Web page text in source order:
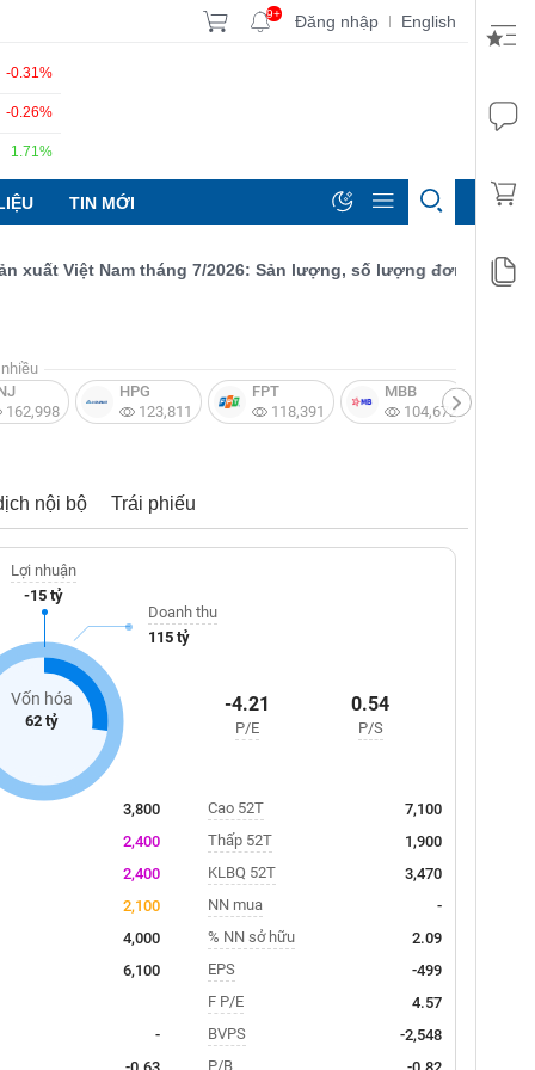
9+ Đăng nhập | English
-0.31%
-0.26%
1.71%
TIN MỚI
Việt Nam tháng 7/2026: Sản lượng, số lượng đơn đặt hàng
162,998
HPG
123,811
FPT
118,391
MBB
104,672
nội bộ Trái phiếu
Vốn hóa
62 tỷ
Lợi nhuận
-15 tỷ
Doanh thu
115 tỷ
-4.21
P/E
0.54
P/S
3,800
2,400
2,400
2,100
4,000
6,100
-
-0.63
Cao 52T
7,100
Thấp 52T
1,900
KLBQ 52T
3,470
NN mua
-
% NN sở hữu
2.09
EPS
-499
F P/E
4.57
BVPS
-2,548
P/B
-0.82